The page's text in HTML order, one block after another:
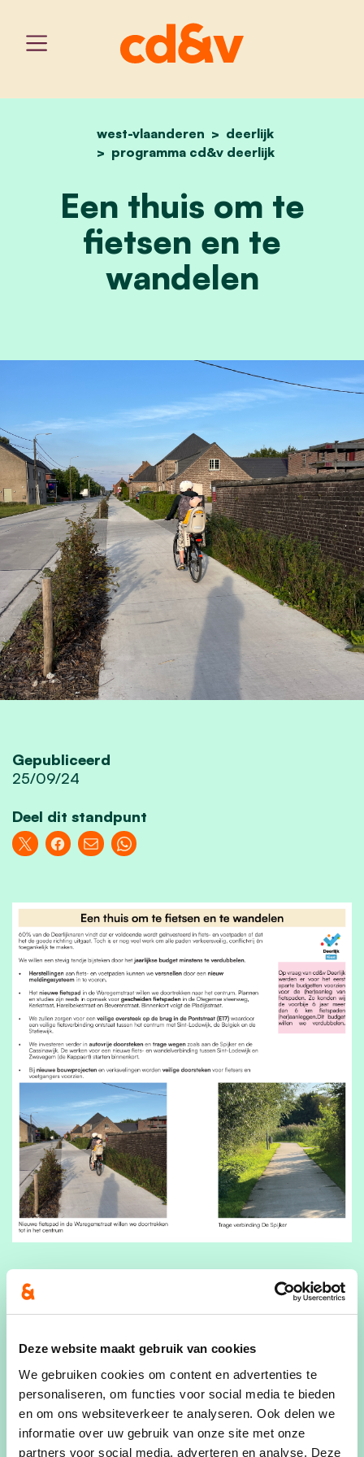
Deze website maakt gebruik van cookies
We gebruiken cookies om content en advertenties te
personaliseren, om functies voor social media te bieden
en om ons websiteverkeer te analyseren. Ook delen we
informatie over uw gebruik van onze site met onze
partners voor social media, adverteren en analyse. Deze
home
west-vlaanderen
deerlijk
programma cd&v deerlijk
een thuis om te fietsen
Een thuis om te
fietsen en te
wandelen
Gepubliceerd
25/09/24
Deel dit standpunt
Gerelateerde standpunten
Onze 5 speerpunten
We zijn er voor alle Deerlijknaren